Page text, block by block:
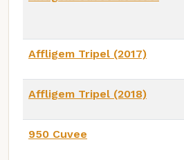
Affligem Tripel (2017)
Affligem Tripel (2018)
950 Cuvee